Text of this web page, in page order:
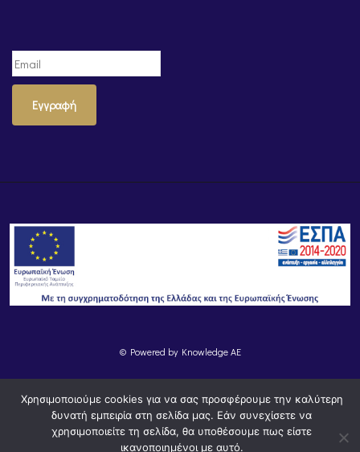
Εγγραφή
© Powered by Knowledge AE
Χρησιμοποιούμε cookies για να σας προσφέρουμε την καλύτερη
δυνατή εμπειρία στη σελίδα μας. Εάν συνεχίσετε να
χρησιμοποιείτε τη σελίδα, θα υποθέσουμε πως είστε
ικανοποιημένοι με αυτό.